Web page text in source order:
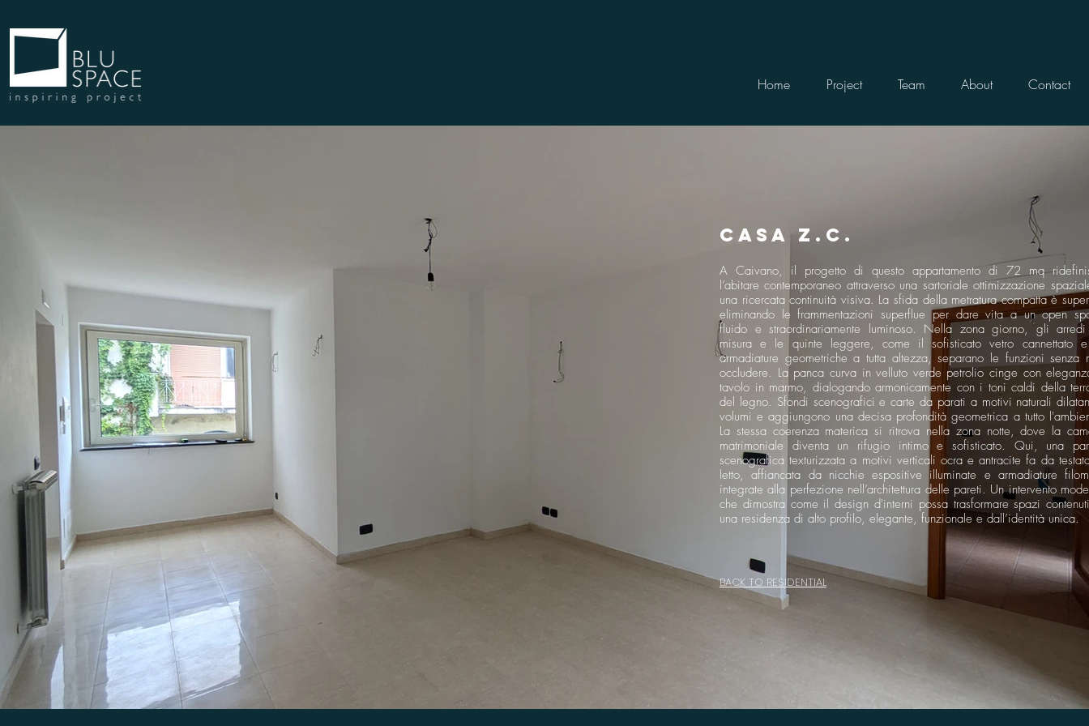
A Caivano, il progetto di questo appartamento di 72 mq
l’abitare contemporaneo attraverso una sartoriale ottimizzazione
una ricercata continuità visiva. La sfida della metratura compatta è
eliminando le frammentazioni superflue per dare vita a un open
fluido e straordinariamente luminoso. Nella zona giorno, gli
misura e le quinte leggere, come il sofisticato vetro cannettato
armadiature geometriche a tutta altezza, separano le funzioni senza
occludere. La panca curva in velluto verde petrolio cinge con
tavolo in marmo, dialogando armonicamente con i toni caldi della
del legno. Sfondi scenografici e carte da parati a motivi naturali
volumi e aggiungono una decisa profondità geometrica a tutto
La stessa coerenza materica si ritrova nella zona notte, dove la
matrimoniale diventa un rifugio intimo e sofisticato. Qui, una
scenografica texturizzata a motivi verticali ocra e antracite fa da
letto, affiancata da nicchie espositive illuminate e armadiature
integrate alla perfezione nell’architettura delle pareti. Un intervento
che dimostra come il design d'interni possa trasformare spazi
una residenza di alto profilo, elegante, funzionale e dall’identità unica.
CASA Z.C.
BACK TO RESIDENTIAL
Home Project Team About Contact